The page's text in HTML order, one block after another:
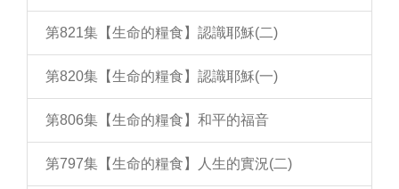
第821集【生命的糧食】認識耶穌(二)
第820集【生命的糧食】認識耶穌(一)
第806集【生命的糧食】和平的福音
第797集【生命的糧食】人生的實況(二)